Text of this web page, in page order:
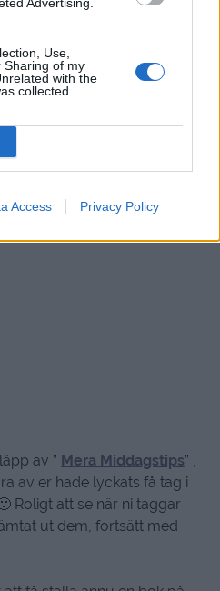
Use,
Sharing of my
with the
collected.
Access Privacy Policy
av ” Mera Middagstips” ,
av er hade lyckats få tag i
Roligt att se när ni taggar
ut dem, fortsätt med